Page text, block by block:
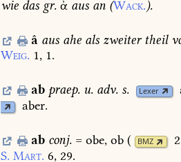
wie das gr. ἀ aus an (Wack.).
â ausahe alszweitertheil
Weig. 1, 1.
ab praep. u. adv. s. Lexer
aber.
ab conj.=obe,ob ( BMZ
S. Mart. 6, 29.